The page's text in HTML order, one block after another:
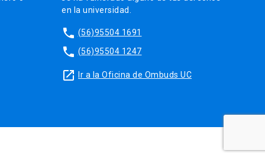
en la universidad.
phone (56)95504 1691
phone (56)95504 1247
launch Ir a la Oficina de Ombuds UC